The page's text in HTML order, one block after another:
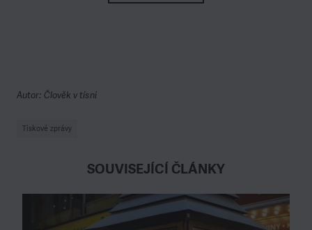
Autor: Člověk v tísni
Tiskové zprávy
SOUVISEJÍCÍ ČLÁNKY